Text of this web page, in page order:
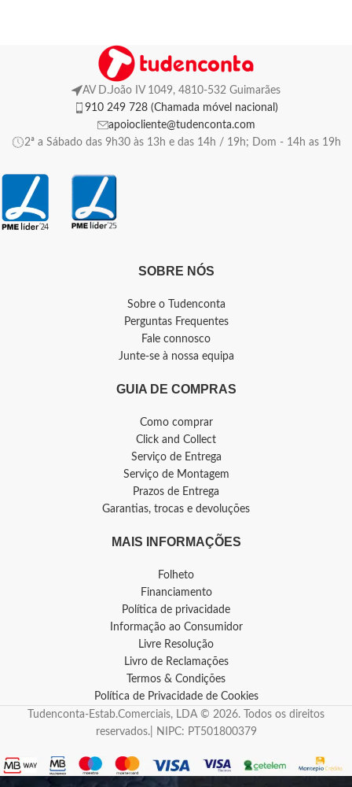
AV D.João IV 1049, 4810-532 Guimarães
910 249 728 (Chamada móvel nacional)
apoiocliente@tudenconta.com
2ª a Sábado das 9h30 às 13h e das 14h / 19h; Dom - 14h as 19h
SOBRE NÓS
Sobre o Tudenconta
Perguntas Frequentes
Fale connosco
Junte-se à nossa equipa
GUIA DE COMPRAS
Como comprar
Click and Collect
Serviço de Entrega
Serviço de Montagem
Prazos de Entrega
Garantias, trocas e devoluções
MAIS INFORMAÇÕES
Folheto
Financiamento
Política de privacidade
Informação ao Consumidor
Livre Resolução
Livro de Reclamações
Termos & Condições
Política de Privacidade de Cookies
Tudenconta-Estab.Comerciais, LDA © 2026. Todos os direitos
reservados.| NIPC: PT501800379